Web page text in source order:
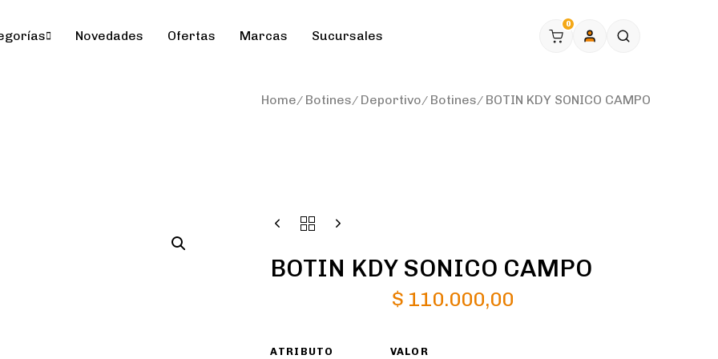
Novedades Ofertas Marcas Sucursales
0
Home Botines Deportivo Botines BOTIN KDY SONICO CAMPO
BOTIN KDY SONICO CAMPO
$ 110.000,00
ATRIBUTO VALOR